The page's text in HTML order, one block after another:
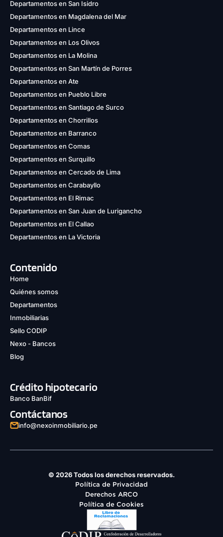
Departamentos en San Isidro
Departamentos en Magdalena del Mar
Departamentos en Lince
Departamentos en Los Olivos
Departamentos en La Molina
Departamentos en San Martín de Porres
Departamentos en Ate
Departamentos en Pueblo Libre
Departamentos en Santiago de Surco
Departamentos en Chorrillos
Departamentos en Barranco
Departamentos en Comas
Departamentos en Surquillo
Departamentos en Cercado de Lima
Departamentos en Carabayllo
Departamentos en El Rimac
Departamentos en San Juan de Lurigancho
Departamentos en El Callao
Departamentos en La Victoria
Contenido
Home
Quiénes somos
Departamentos
Inmobiliarias
Sello CODIP
Nexo - Bancos
Blog
Crédito hipotecario
Banco BanBif
Contáctanos
info@nexoinmobiliario.pe
© 2026 Todos los derechos reservados.
Política de Privacidad
Derechos ARCO
Política de Cookies